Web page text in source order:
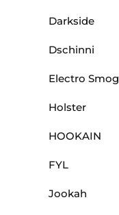
Darkside
Dschinni
Electro Smog
Holster
HOOKAIN
FYL
Jookah